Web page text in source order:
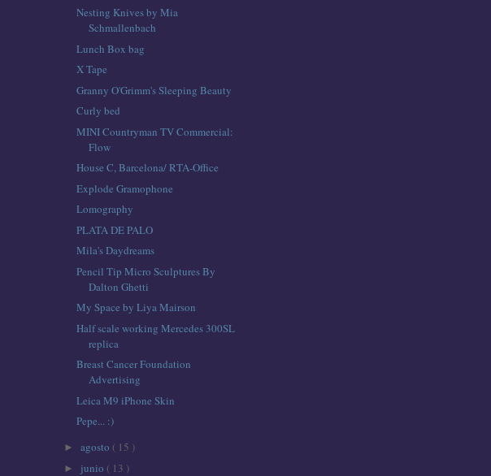
Nesting Knives by Mia
Schmallenbach
Lunch Box bag
X Tape
Granny O'Grimm's Sleeping Beauty
Curly bed
MINI Countryman TV Commercial:
Flow
House C, Barcelona/ RTA-Office
Explode Gramophone
Lomography
PLATA DE PALO
Mila's Daydreams
Pencil Tip Micro Sculptures By
Dalton Ghetti
My Space by Liya Mairson
Half scale working Mercedes 300SL
replica
Breast Cancer Foundation
Advertising
Leica M9 iPhone Skin
Pepe... :)
► agosto ( 15 )
► junio ( 13 )